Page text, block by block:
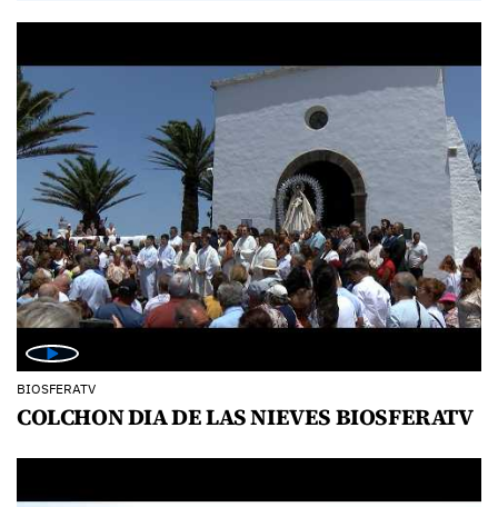
BIOSFERATV
COLCHON DIA DE LAS NIEVES BIOSFERATV